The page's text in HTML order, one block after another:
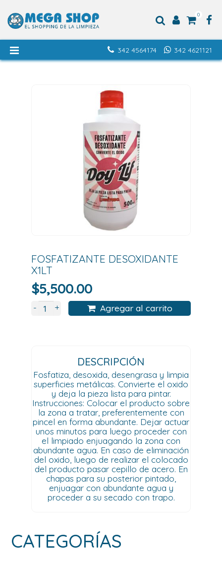
0
342 4621121
342 4564174
FOSFATIZANTE DESOXIDANTE
X1LT
$5,500.00
- + Agregar al carrito
DESCRIPCIÓN
Fosfatiza, desoxida, desengrasa y limpia
superficies metálicas. Convierte el oxido
y deja la pieza lista para pintar.
Instrucciones: Colocar el producto sobre
la zona a tratar, preferentemente con
pincel en forma abundante. Dejar actuar
unos minutos para luego proceder con
el limpiado enjuagando la zona con
abundante agua. En caso de eliminación
del oxido, luego de realizar el colocado
del producto pasar cepillo de acero. En
chapas para su posterior pintado,
enjuagar con abundante agua y
proceder a su secado con trapo.
CATEGORÍAS